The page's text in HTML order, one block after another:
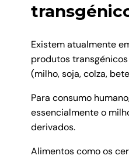
Existem atualmente
produtos
(milho, soja, colza,
Para consumo
essencialmente o
derivados.
Alimentos como os